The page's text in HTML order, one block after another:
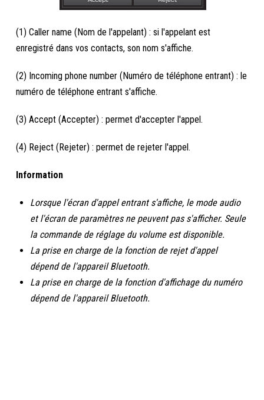
(1) Caller name (Nom de l'appelant) : si l'appelant est
enregistré dans vos contacts, son nom s'affiche.
(2) Incoming phone number (Numéro de téléphone entrant) : le
numéro de téléphone entrant s'affiche.
(3) Accept (Accepter) : permet d'accepter l'appel.
(4) Reject (Rejeter) : permet de rejeter l'appel.
Information
Lorsque l'écran d'appel entrant s'affiche, le mode audio
et l'écran de paramètres ne peuvent pas s'afficher. Seule
la commande de réglage du volume est disponible.
La prise en charge de la fonction de rejet d'appel
dépend de l'appareil Bluetooth.
La prise en charge de la fonction d'affichage du numéro
dépend de l'appareil Bluetooth.